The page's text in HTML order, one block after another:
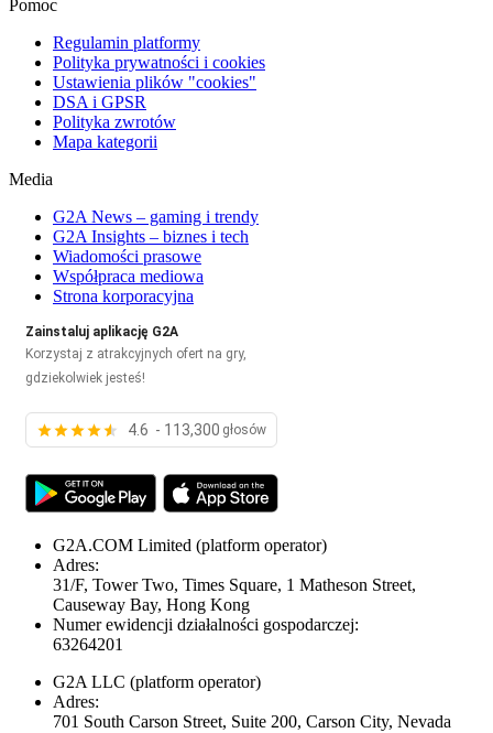
Pomoc
Regulamin platformy
Polityka prywatności i cookies
Ustawienia plików "cookies"
DSA i GPSR
Polityka zwrotów
Mapa kategorii
Media
G2A News – gaming i trendy
G2A Insights – biznes i tech
Wiadomości prasowe
Współpraca mediowa
Strona korporacyjna
Zainstaluj aplikację G2A
Korzystaj z atrakcyjnych ofert na gry,
gdziekolwiek jesteś!
4.6 - 113,300 głosów
G2A.COM Limited (platform operator)
Adres:
31/F, Tower Two, Times Square, 1 Matheson Street,
Causeway Bay, Hong Kong
Numer ewidencji działalności gospodarczej:
63264201
G2A LLC (platform operator)
Adres:
701 South Carson Street, Suite 200, Carson City, Nevada